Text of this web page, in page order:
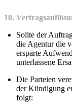
10.
Sollte der
die Agentur die
ersparte
unterlassene
Die Parteien
der Kündigung
folgt: